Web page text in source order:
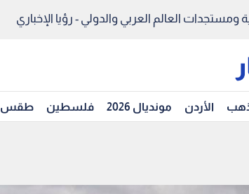
ومستجدات العالم العربي والدولي - رؤيا الإخباري
الأردن مونديال 2026 فلسطين طقس